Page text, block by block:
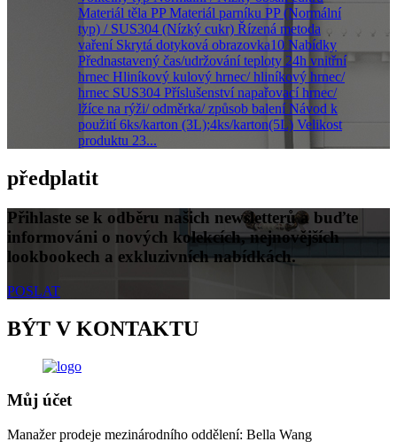
Materiál těla PP Materiál parníku PP (Normální
typ) / SUS304 (Nízký cukr) Řízená metoda
vaření Skrytá dotyková obrazovka10 Nabídky
Přednastavený čas/udržování teploty 24h vnitřní
hrnec Hliníkový kulový hrnec/ hliníkový hrnec/
hrnec SUS304 Příslušenství napařovací hrnec/
lžíce na rýži/ odměrka/ způsob balení Návod k
použití 6ks/karton (3L);4ks/karton(5L) Velikost
produktu 23...
předplatit
Přihlaste se k odběru našich newsletterů a buďte
informováni o nových kolekcích, nejnovějších
lookbookech a exkluzivních nabídkách.
POSLAT
BÝT V KONTAKTU
Můj účet
Manažer prodeje mezinárodního oddělení: Bella Wang